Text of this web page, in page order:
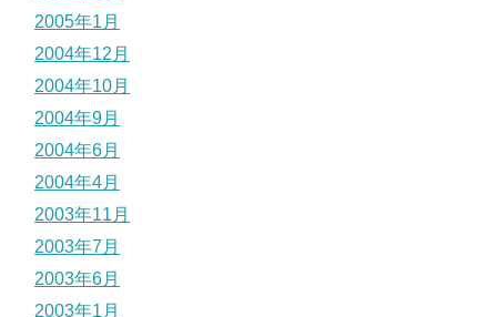
2005年1月
2004年12月
2004年10月
2004年9月
2004年6月
2004年4月
2003年11月
2003年7月
2003年6月
2003年1月